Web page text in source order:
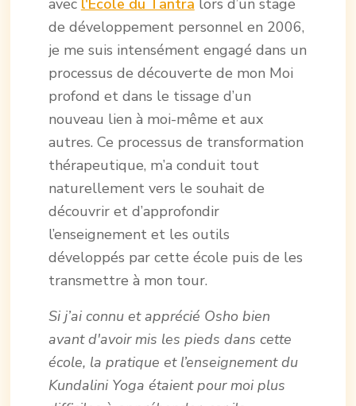
avec l'Ecole du Tantra lors d’un stage
de développement personnel en 2006,
je me suis intensément engagé dans un
processus de découverte de mon Moi
profond et dans le tissage d’un
nouveau lien à moi-même et aux
autres. Ce processus de transformation
thérapeutique, m’a conduit tout
naturellement vers le souhait de
découvrir et d’approfondir
l’enseignement et les outils
développés par cette école puis de les
transmettre à mon tour.
Si j’ai connu et apprécié Osho bien
avant d'avoir mis les pieds dans cette
école, la pratique et l’enseignement du
Kundalini Yoga étaient pour moi plus